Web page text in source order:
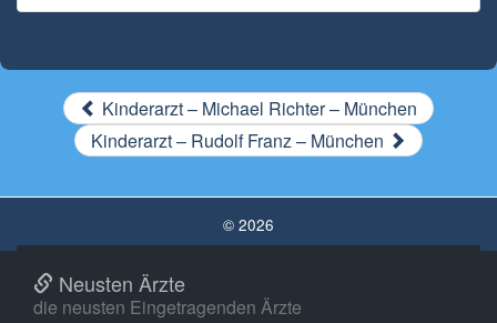
Kinderarzt – Michael Richter – München
Kinderarzt – Rudolf Franz – München
© 2026
Neusten Ärzte
die neusten Eingetragenden Ärzte